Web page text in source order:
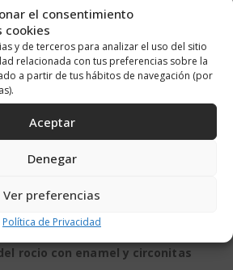
el consentimiento
cookies
y de terceros para analizar el uso del sitio
relacionada con tus preferencias sobre la
a partir de tus hábitos de navegación (por
Aceptar
Denegar
Ver preferencias
Política de Privacidad
,Colecciones
, Ver Todos Collares
AÑADIR AL CARRITO
rocio con enamel y circonitas